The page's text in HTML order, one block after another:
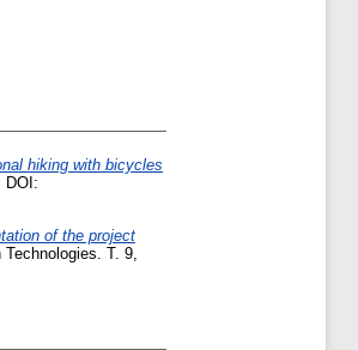
hiking with bicycles
DOI:
of the project
Technologies. Т. 9,